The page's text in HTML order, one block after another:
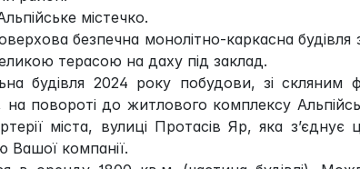
містечко.
безпечна монолітно-каркасна
терасою на даху під заклад.
будівля 2024 року побудови, зі
на повороті до житлового комплексу
міста, вулиці Протасів Яр, яка
Вашої компанії.